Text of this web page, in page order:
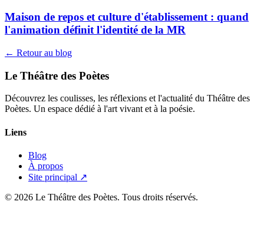
Maison de repos et culture d'établissement : quand
l'animation définit l'identité de la MR
← Retour au blog
Le Théâtre des Poètes
Découvrez les coulisses, les réflexions et l'actualité du Théâtre des
Poètes. Un espace dédié à l'art vivant et à la poésie.
Liens
Blog
À propos
Site principal ↗
© 2026 Le Théâtre des Poètes. Tous droits réservés.